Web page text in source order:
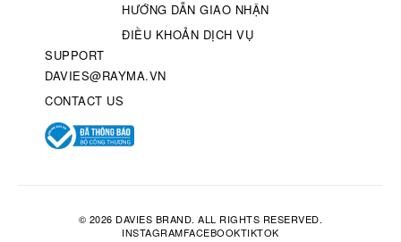
HƯỚNG DẪN GIAO NHẬN
ĐIỀU KHOẢN DỊCH VỤ
SUPPORT
DAVIES@RAYMA.VN
CONTACT US
© 2026 DAVIES BRAND. ALL RIGHTS RESERVED.
INSTAGRAMFACEBOOKTIKTOK